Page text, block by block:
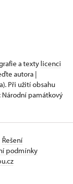
a texty licenci
autora |
Při užití obsahu
Národní památkový
Řešení
podmínky